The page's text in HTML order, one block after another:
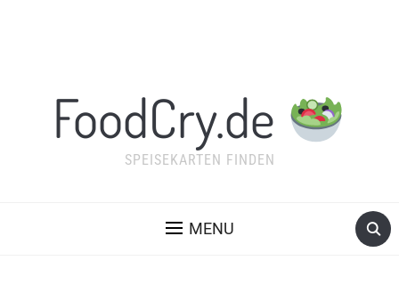
FoodCry.de
SPEISEKARTEN FINDEN
MENU